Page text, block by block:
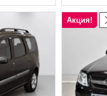
Акция!